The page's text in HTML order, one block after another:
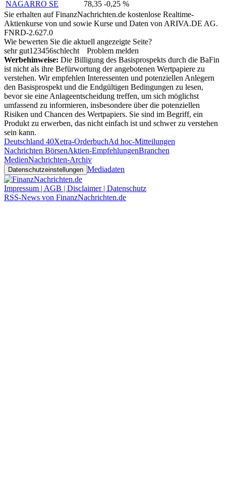
NAGARRO SE
78,35 -0,25 %
Sie erhalten auf FinanzNachrichten.de kostenlose Realtime-
Aktienkurse von und sowie Kurse und Daten von ARIVA.DE AG.
FNRD-2.627.0
Wie bewerten Sie die aktuell angezeigte Seite?
sehr gut1 23456schlecht
Problem melden
Werbehinweise: Die Billigung des Basisprospekts durch die BaFin
ist nicht als ihre Befürwortung der angebotenen Wertpapiere zu
verstehen. Wir empfehlen Interessenten und potenziellen Anlegern
den Basisprospekt und die Endgültigen Bedingungen zu lesen,
bevor sie eine Anlageentscheidung treffen, um sich möglichst
umfassend zu informieren, insbesondere über die potenziellen
Risiken und Chancen des Wertpapiers. Sie sind im Begriff, ein
Produkt zu erwerben, das nicht einfach ist und schwer zu verstehen
sein kann.
Deutschland 40Xetra-OrderbuchAd hoc-Mitteilungen
Nachrichten BörsenAktien-EmpfehlungenBranchen
MedienNachrichten-Archiv
Datenschutzeinstellungen Mediadaten
Impressum | AGB | Disclaimer | Datenschutz
RSS-News von FinanzNachrichten.de